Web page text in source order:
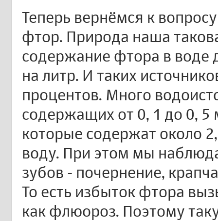
Теперь вернёмся к
фтор. Природа наша
содержание фтора в
на литр. И таких
процентов. Много
содержащих от 0, 1 до 0, 5
которые содержат около
воду. При этом мы
зубов - почернение,
То есть избыток фтора
как флюороз. Поэтому